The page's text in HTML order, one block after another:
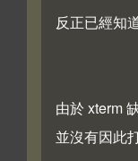
反正已經知
由於 xterm
並沒有因此